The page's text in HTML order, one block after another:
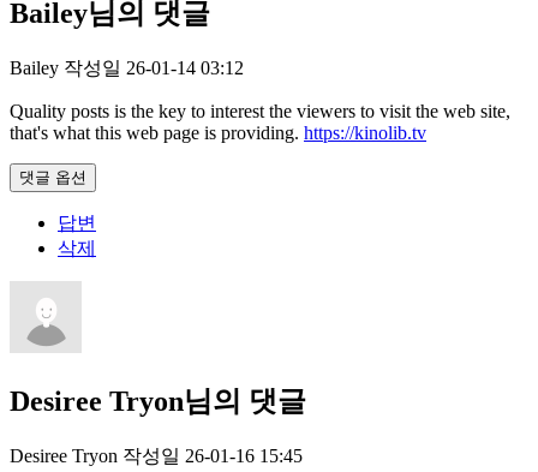
Bailey님의 댓글
Bailey 작성일 26-01-14 03:12
Quality posts is the key to interest the viewers to visit the web site,
that's what this web page is providing. https://kinolib.tv
댓글 옵션
답변
삭제
Desiree Tryon님의 댓글
Desiree Tryon 작성일 26-01-16 15:45